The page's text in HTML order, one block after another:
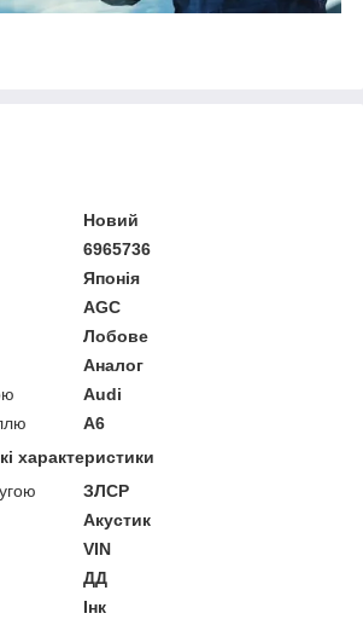
Новий
6965736
Японія
AGC
Лобове
Аналог
Audi
A6
характеристики
ЗЛСР
Акустик
VIN
ДД
Інк